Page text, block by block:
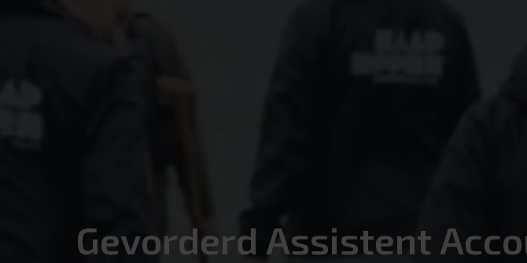
Gevorderd Assistent